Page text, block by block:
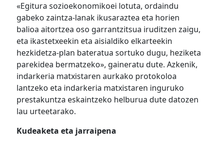
«Egitura sozioekonomikoei lotuta, ordaindu
gabeko zaintza-lanak ikusaraztea eta horien
balioa aitortzea oso garrantzitsua iruditzen zaigu,
eta ikastetxeekin eta aisialdiko elkarteekin
hezkidetza-plan bateratua sortuko dugu, heziketa
parekidea bermatzeko», gaineratu dute. Azkenik,
indarkeria matxistaren aurkako protokoloa
lantzeko eta indarkeria matxistaren inguruko
prestakuntza eskaintzeko helburua dute datozen
lau urteetarako.
Kudeaketa eta jarraipena